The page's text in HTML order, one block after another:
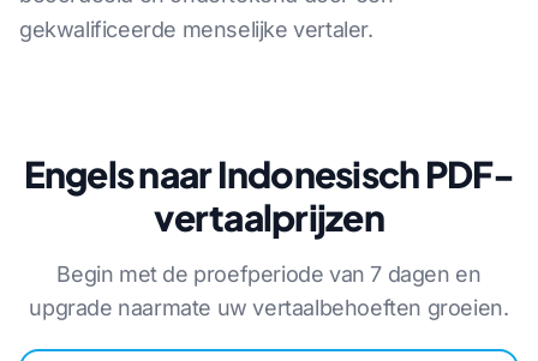
gekwalificeerde menselijke vertaler.
Engels naar Indonesisch PDF-
vertaalprijzen
Begin met de proefperiode van 7 dagen en
upgrade naarmate uw vertaalbehoeften groeien.